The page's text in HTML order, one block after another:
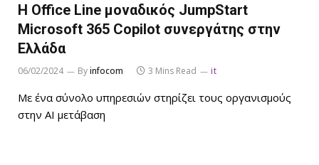
Η Office Line μοναδικός JumpStart
Microsoft 365 Copilot συνεργάτης στην
Ελλάδα
06/02/2024 Byinfocom 3 Mins Read it
Με ένα σύνολο υπηρεσιών στηρίζει τους οργανισμούς
στην AI μετάβαση